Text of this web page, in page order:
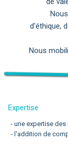
d'éthique,
Nous
Expertise
- une expertise des
- l'addition de